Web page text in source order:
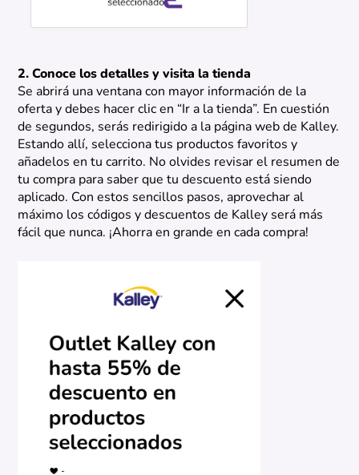
2. Conoce los detalles y visita la tienda
Se abrirá una ventana con mayor información de la
oferta y debes hacer clic en “Ir a la tienda”. En cuestión
de segundos, serás redirigido a la página web de Kalley.
Estando allí, selecciona tus productos favoritos y
añadelos en tu carrito. No olvides revisar el resumen de
tu compra para saber que tu descuento está siendo
aplicado. Con estos sencillos pasos, aprovechar al
máximo los códigos y descuentos de Kalley será más
fácil que nunca. ¡Ahorra en grande en cada compra!